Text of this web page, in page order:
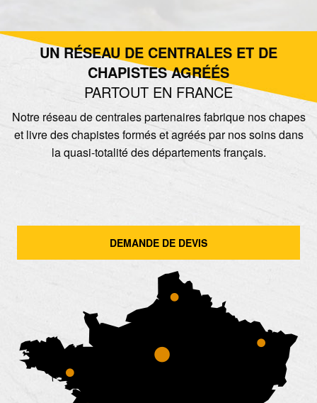
UN RÉSEAU DE CENTRALES ET DE
CHAPISTES AGRÉÉS
PARTOUT EN FRANCE
Notre réseau de centrales partenaires fabrique nos chapes
et livre des chapistes formés et agréés par nos soins dans
la quasi-totalité des départements français.
DEMANDE DE DEVIS